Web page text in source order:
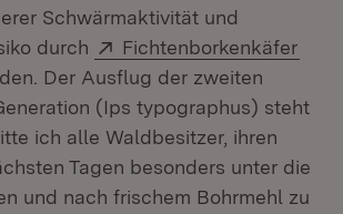
Schwärmaktivität und
durch
Extern:
Fichtenborkenkäfer
Der Ausflug der zweiten
(Ips typographus) steht
ich alle Waldbesitzer, ihren
Tagen besonders unter die
und nach frischem Bohrmehl zu